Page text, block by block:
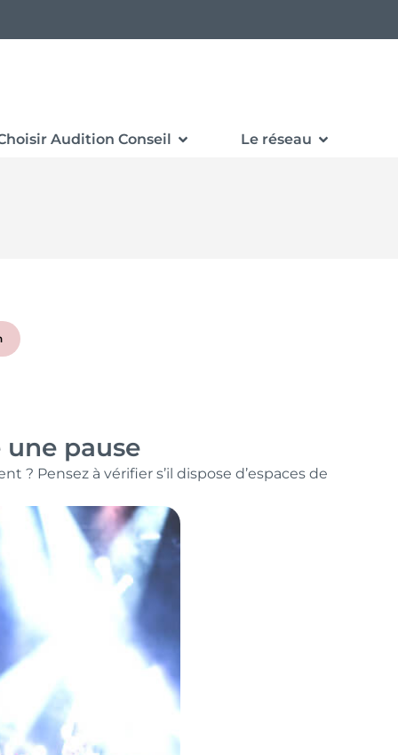
Audition Conseil Le réseau
une pause
Pensez à vérifier s’il dispose d’espaces de